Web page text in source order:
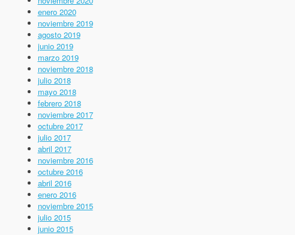
enero 2020
noviembre 2019
agosto 2019
junio 2019
marzo 2019
noviembre 2018
julio 2018
mayo 2018
febrero 2018
noviembre 2017
octubre 2017
julio 2017
abril 2017
noviembre 2016
octubre 2016
abril 2016
enero 2016
noviembre 2015
julio 2015
junio 2015